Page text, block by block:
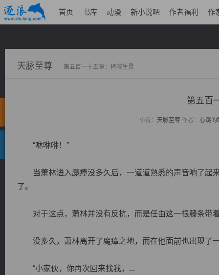
首页 书库 动漫 新小说吧 作者福利 作
天脉至尊 第五百一十五章：拯救生灵
第五百
小说： 天脉至尊作者： 心跳的
“咻咻咻！”
当萧林进入魔瘴没多久后，一道道熟悉的声音响了起
了。
对于这点，萧林并没有反抗，而是任由这一根藤条带
没多久，萧林离开了魔瘴之地，而在他面前也出现了
“小家伙，你再次回来找我，...